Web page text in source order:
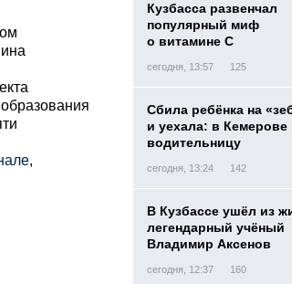
,
Кузбасса развенчал
популярный миф
о витамине С
сегодня, 13:57 125
Сбила ребёнка на
и уехала: в Кемерове
водительницу
сегодня, 13:24 142
В Кузбассе ушёл из
легендарный учёный
Владимир Аксенов
сегодня, 12:37 160